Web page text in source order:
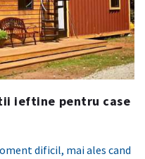
ieftine pentru case
dificil, mai ales cand